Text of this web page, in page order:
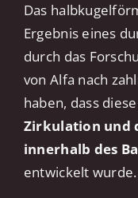
Das
Ergebnis eines
durch das
von Alfa nach
haben, dass
Zirkulation und
innerhalb des
entwickelt wurde.